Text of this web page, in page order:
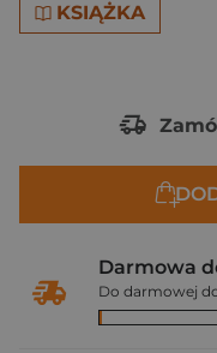
KSIĄŻKA
Darmowa
Do darmowej